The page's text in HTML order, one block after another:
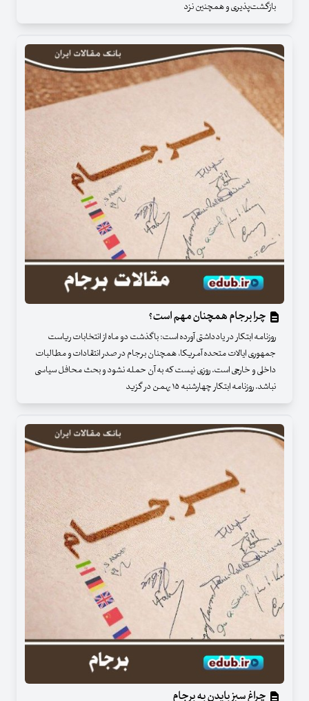
بازگشت‌پذیری و همچنین نزد
چرا برجام همچنان مهم است؟
روزنامه ابتکار در یادداشتی آورده است: باگذشت دو ماه از انتخابات ریاست
جمهوری ایالات متحده آمریکا، همچنان برجام در صدر انتقادات و مطالبات
داخلی و خارجی است. روزی نیست که به آن حمله نشود و بحث محافل سیاسی
نباشد. روزنامه ابتکار چهارشنبه ۱۵ بهمن در گزید
چراغ سبز بایدن به برجام